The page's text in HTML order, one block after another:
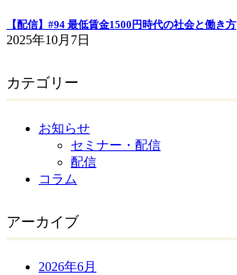
【配信】#94 最低賃金1500円時代の社会と働き方
2025年10月7日
カテゴリー
お知らせ
セミナー・配信
配信
コラム
アーカイブ
2026年6月